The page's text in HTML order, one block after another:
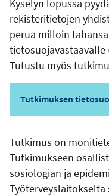
Kyselyn lopussa
rekisteritietojen
perua milloin
tietosuojavastaavalle
Tutustu myös
Tutkimuksen
Tutkimus on
Tutkimukseen
sosiologian ja
Työterveyslaitokselta